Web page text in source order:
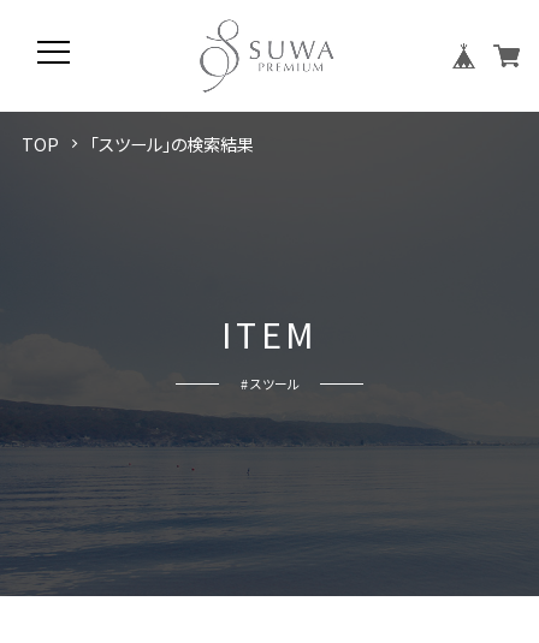
ITEM
# スツール
TOP 「スツール」の検索結果